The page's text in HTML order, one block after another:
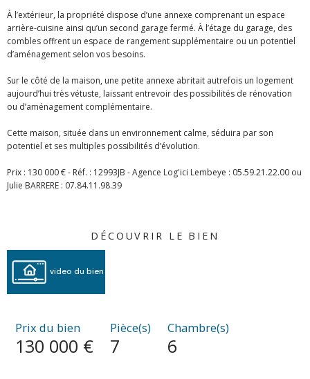
À l’extérieur, la propriété dispose d’une annexe comprenant un espace
arrière-cuisine ainsi qu’un second garage fermé. À l’étage du garage, des
combles offrent un espace de rangement supplémentaire ou un potentiel
d’aménagement selon vos besoins.
Sur le côté de la maison, une petite annexe abritait autrefois un logement
aujourd’hui très vétuste, laissant entrevoir des possibilités de rénovation
ou d’aménagement complémentaire.
Cette maison, située dans un environnement calme, séduira par son
potentiel et ses multiples possibilités d’évolution.
Prix : 130 000 € - Réf. : 12993JB - Agence Log'ici Lembeye : 05.59.21.22.00 ou
Julie BARRERE : 07.84.11.98.39
DÉCOUVRIR LE BIEN
video du bien
Prix du bien
130 000 €
Pièce(s)
7
Chambre(s)
6